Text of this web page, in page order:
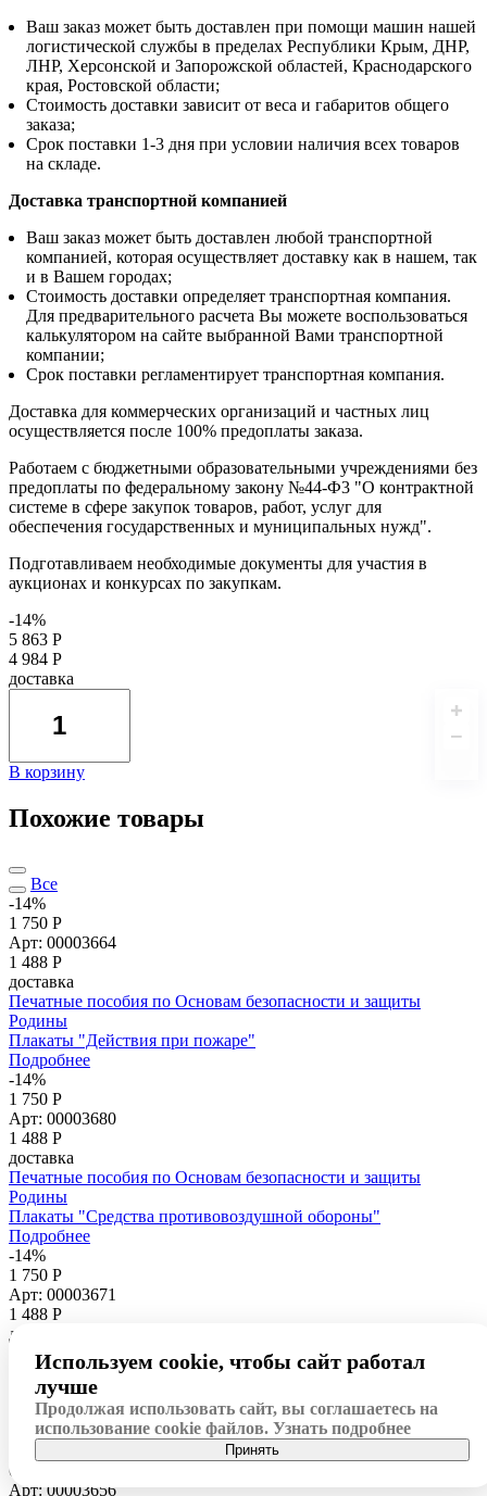
Ваш заказ может быть доставлен при помощи машин нашей
логистической службы в пределах Республики Крым, ДНР,
ЛНР, Херсонской и Запорожской областей, Краснодарского
края, Ростовской области;
Стоимость доставки зависит от веса и габаритов общего
заказа;
Срок поставки 1-3 дня при условии наличия всех товаров
на складе.
Доставка транспортной компанией
Ваш заказ может быть доставлен любой транспортной
компанией, которая осуществляет доставку как в нашем, так
и в Вашем городах;
Стоимость доставки определяет транспортная компания.
Для предварительного расчета Вы можете воспользоваться
калькулятором на сайте выбранной Вами транспортной
компании;
Срок поставки регламентирует транспортная компания.
Доставка для коммерческих организаций и частных лиц
осуществляется после 100% предоплаты заказа.
Работаем с бюджетными образовательными учреждениями без
предоплаты по федеральному закону №44-Ф3 "О контрактной
системе в сфере закупок товаров, работ, услуг для
обеспечения государственных и муниципальных нужд".
Подготавливаем необходимые документы для участия в
аукционах и конкурсах по закупкам.
-14%
5 863 Р
4 984 Р
доставка
В корзину
Похожие товары
Все
-14%
1 750 Р
Арт: 00003664
1 488 Р
доставка
Печатные пособия по Основам безопасности и защиты
Родины
Плакаты "Действия при пожаре"
Подробнее
-14%
1 750 Р
Арт: 00003680
1 488 Р
доставка
Печатные пособия по Основам безопасности и защиты
Родины
Плакаты "Средства противовоздушной обороны"
Подробнее
-14%
1 750 Р
Арт: 00003671
1 488 Р
доставка
Печатные пособия по Основам безопасности и защиты
Родины
Плакаты "Средства индивидуальной защиты органов
дыхания"
Подробнее
6 913 Р
Арт: 00003656
Используем cookie, чтобы сайт работал
лучше
Продолжая использовать сайт, вы соглашаетесь на
использование cookie файлов. Узнать подробнее
Принять